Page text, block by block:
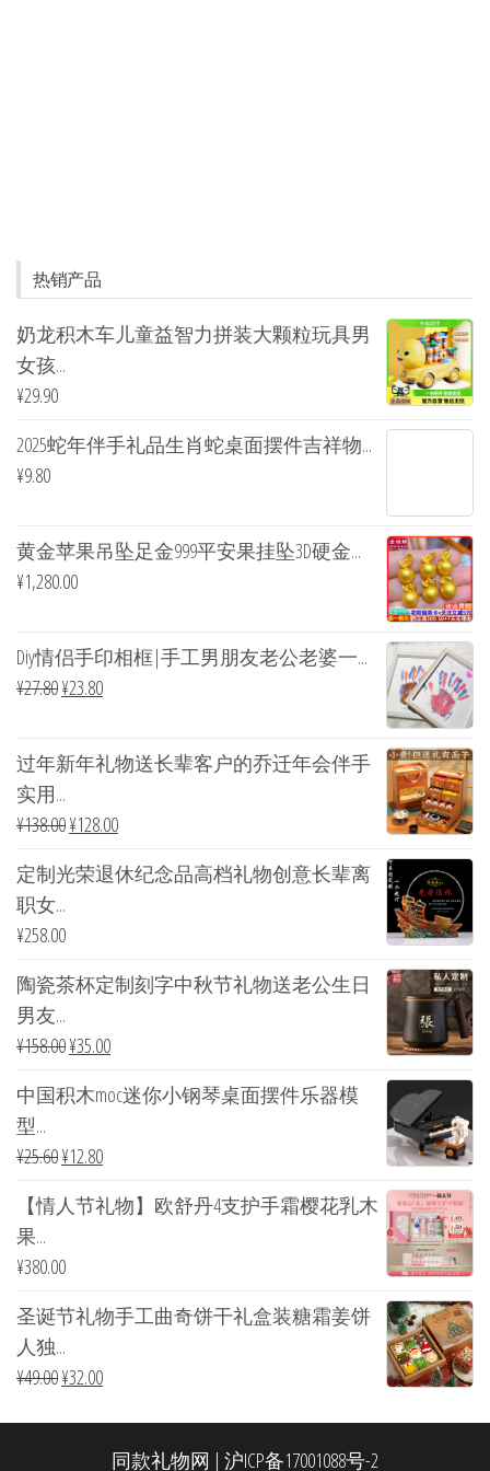
热销产品
奶龙积木车儿童益智力拼装大颗粒玩具男
女孩...
¥29.90
2025蛇年伴手礼品生肖蛇桌面摆件吉祥物...
¥9.80
黄金苹果吊坠足金999平安果挂坠3D硬金...
¥1,280.00
Diy情侣手印相框|手工男朋友老公老婆一...
¥27.80¥23.80
过年新年礼物送长辈客户的乔迁年会伴手
实用...
¥138.00¥128.00
定制光荣退休纪念品高档礼物创意长辈离
职女...
¥258.00
陶瓷茶杯定制刻字中秋节礼物送老公生日
男友...
¥158.00¥35.00
中国积木moc迷你小钢琴桌面摆件乐器模
型...
¥25.60¥12.80
【情人节礼物】欧舒丹4支护手霜樱花乳木
果...
¥380.00
圣诞节礼物手工曲奇饼干礼盒装糖霜姜饼
人独...
¥49.00¥32.00
同款礼物网 | 沪ICP备17001088号-2